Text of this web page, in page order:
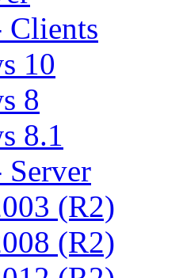
Clients
10
8
8.1
(R2)
(R2)